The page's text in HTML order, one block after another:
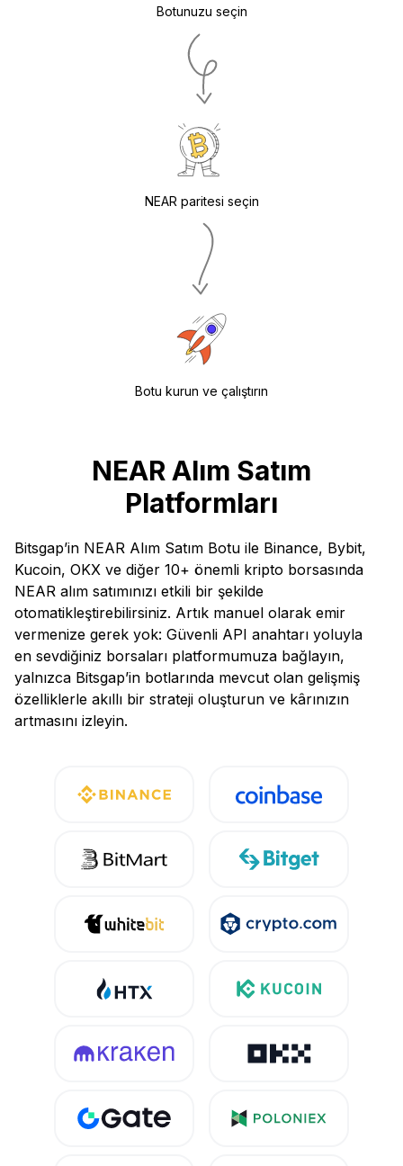
Botunuzu seçin
NEAR paritesi seçin
Botu kurun ve çalıştırın
NEAR Alım Satım
Platformları
Bitsgap’in NEAR Alım Satım Botu ile Binance, Bybit,
Kucoin, OKX ve diğer 10+ önemli kripto borsasında
NEAR alım satımınızı etkili bir şekilde
otomatikleştirebilirsiniz. Artık manuel olarak emir
vermenize gerek yok: Güvenli API anahtarı yoluyla
en sevdiğiniz borsaları platformumuza bağlayın,
yalnızca Bitsgap’in botlarında mevcut olan gelişmiş
özelliklerle akıllı bir strateji oluşturun ve kârınızın
artmasını izleyin.